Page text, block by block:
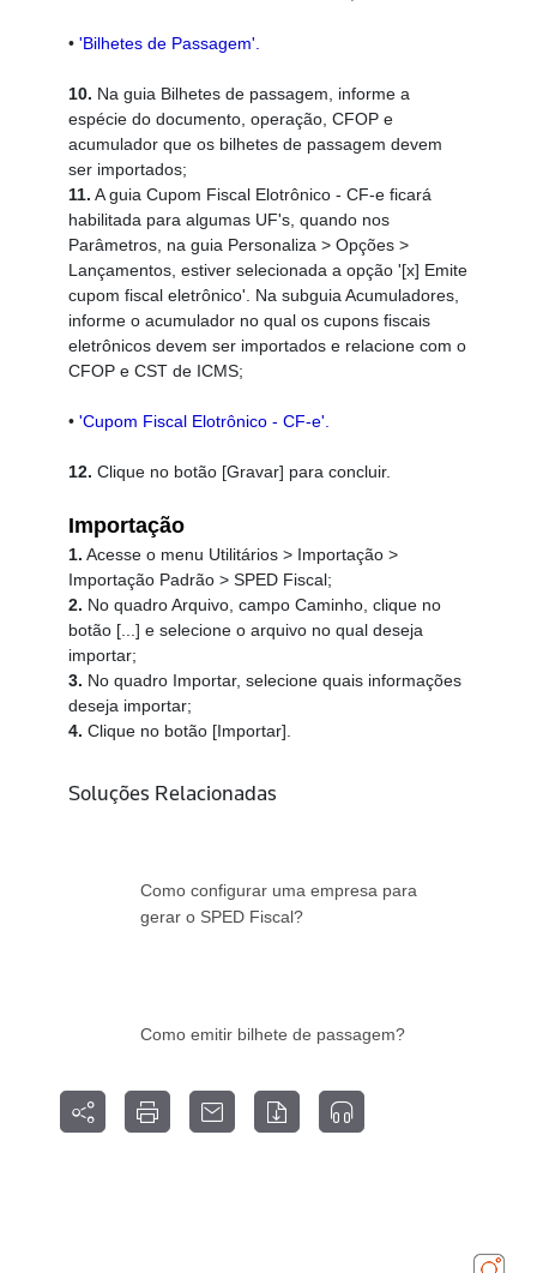
• 'Bilhetes de Passagem'.
10. Na guia Bilhetes de passagem, informe a
espécie do documento, operação, CFOP e
acumulador que os bilhetes de passagem devem
ser importados;
11. A guia Cupom Fiscal Elotrônico - CF-e ficará
habilitada para algumas UF's, quando nos
Parâmetros, na guia Personaliza > Opções >
Lançamentos, estiver selecionada a opção '[x] Emite
cupom fiscal eletrônico'. Na subguia Acumuladores,
informe o acumulador no qual os cupons fiscais
eletrônicos devem ser importados e relacione com o
CFOP e CST de ICMS;
• 'Cupom Fiscal Elotrônico - CF-e'.
12. Clique no botão [Gravar] para concluir.
Importação
1. Acesse o menu Utilitários > Importação >
Importação Padrão > SPED Fiscal;
2. No quadro Arquivo, campo Caminho, clique no
botão [...] e selecione o arquivo no qual deseja
importar;
3. No quadro Importar, selecione quais informações
deseja importar;
4. Clique no botão [Importar].
Soluções Relacionadas
Como configurar uma empresa para
gerar o SPED Fiscal?
Como emitir bilhete de passagem?